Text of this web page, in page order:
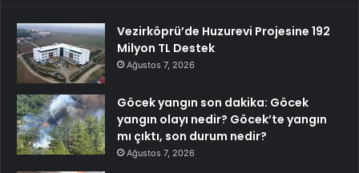
Vezirköprü’de Huzurevi Projesine 192
Milyon TL Destek
Ağustos 7, 2026
Göcek yangın son dakika: Göcek
yangın olayı nedir? Göcek’te yangın
mı çıktı, son durum nedir?
Ağustos 7, 2026